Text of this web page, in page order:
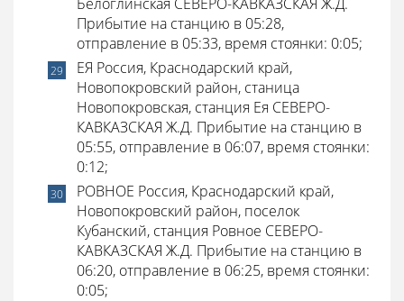
Прибытие на станцию в 05:28,
отправление в 05:33, время стоянки: 0:05;
ЕЯ Россия, Краснодарский край,
Новопокровский район, станица
Новопокровская, станция Ея СЕВЕРО-
КАВКАЗСКАЯ Ж.Д. Прибытие на станцию в
05:55, отправление в 06:07, время стоянки:
0:12;
РОВНОЕ Россия, Краснодарский край,
Новопокровский район, поселок
Кубанский, станция Ровное СЕВЕРО-
КАВКАЗСКАЯ Ж.Д. Прибытие на станцию в
06:20, отправление в 06:25, время стоянки:
0:05;